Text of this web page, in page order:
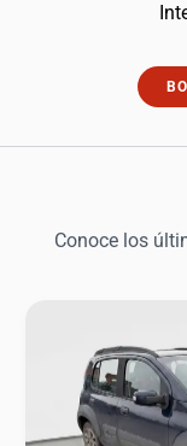
Conoce los